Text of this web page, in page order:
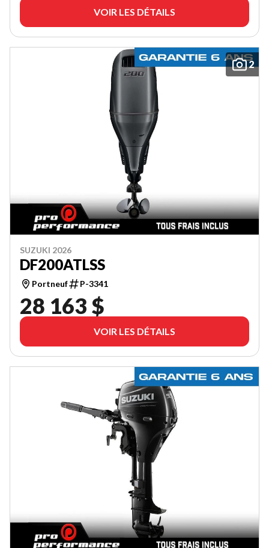
VOIR LES DÉTAILS
2
SUZUKI 2026
DF200ATLSS
Portneuf P-3341
28 163 $
VOIR LES DÉTAILS